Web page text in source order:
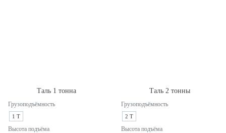
Таль 1 тонна
Грузоподъёмность
1 Т
Высота подъёма
Таль 2 тонны
Грузоподъёмность
2 Т
Высота подъёма